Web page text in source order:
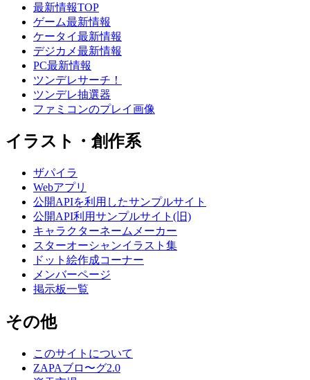
最新情報TOP
ゲーム最新情報
ケータイ最新情報
デジカメ最新情報
PC最新情報
ツンデレサーチ！
ツンデレ抽選器
ファミコンのプレイ画像
イラスト・創作系
ザパイラ
Webアプリ
公開APIを利用したサンプルサイト
公開API利用サンプルサイト(旧)
キャラクターネームメーカー
スターオーシャンイラスト集
ドット絵作成コーナー
メンバーページ
掲示板一覧
その他
このサイトについて
ZAPAブロ〜グ2.0